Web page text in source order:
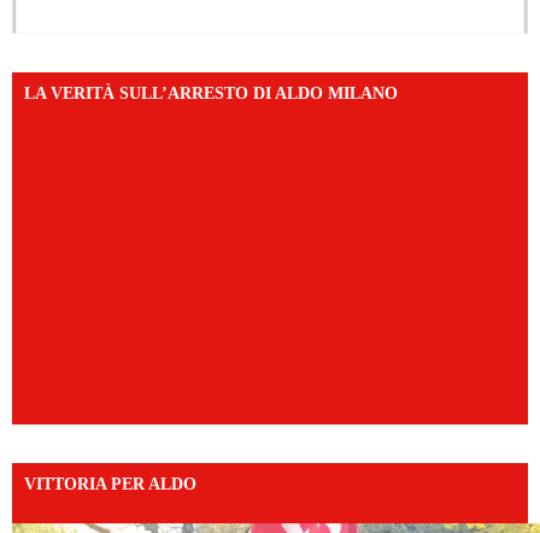
LA VERITÀ SULL’ARRESTO DI ALDO MILANO
VITTORIA PER ALDO